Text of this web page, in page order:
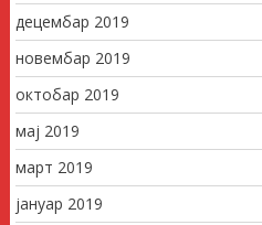
децембар 2019
новембар 2019
октобар 2019
мај 2019
март 2019
јануар 2019